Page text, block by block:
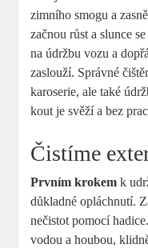
zimního smogu a
začnou růst a slunce
na údržbu vozu a
zaslouží. Správné
karoserie, ale také
kout je svěží a bez
Čistíme
Prvním krokem k
důkladné opláchnutí.
nečistot pomocí
vodou a houbou,